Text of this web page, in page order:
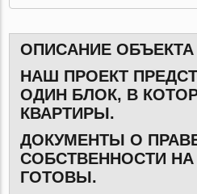
ОПИСАНИЕ ОБЪЕКТА
НАШ ПРОЕКТ
ОДИН БЛОК, В
КВАРТИРЫ.
ДОКУМЕНТЫ О
СОБСТВЕННОСТИ
ГОТОВЫ.